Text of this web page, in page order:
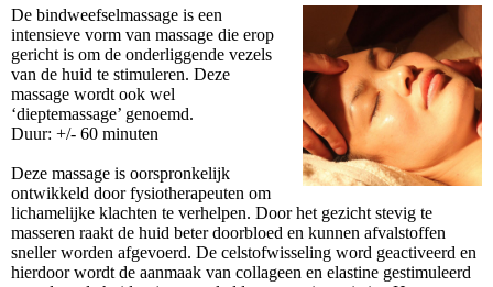
De bindweefselmassage is een
intensieve vorm van massage die erop
gericht is om de onderliggende vezels
van de huid te stimuleren. Deze
massage wordt ook wel
‘dieptemassage’ genoemd.
Duur: +/- 60 minuten
Deze massage is oorspronkelijk
ontwikkeld door fysiotherapeuten om
lichamelijke klachten te verhelpen. Door het gezicht stevig te
masseren raakt de huid beter doorbloed en kunnen afvalstoffen
sneller worden afgevoerd. De celstofwisseling word geactiveerd en
hierdoor wordt de aanmaak van collageen en elastine gestimuleerd